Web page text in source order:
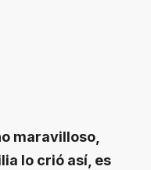
maravilloso,
lo crió así, es